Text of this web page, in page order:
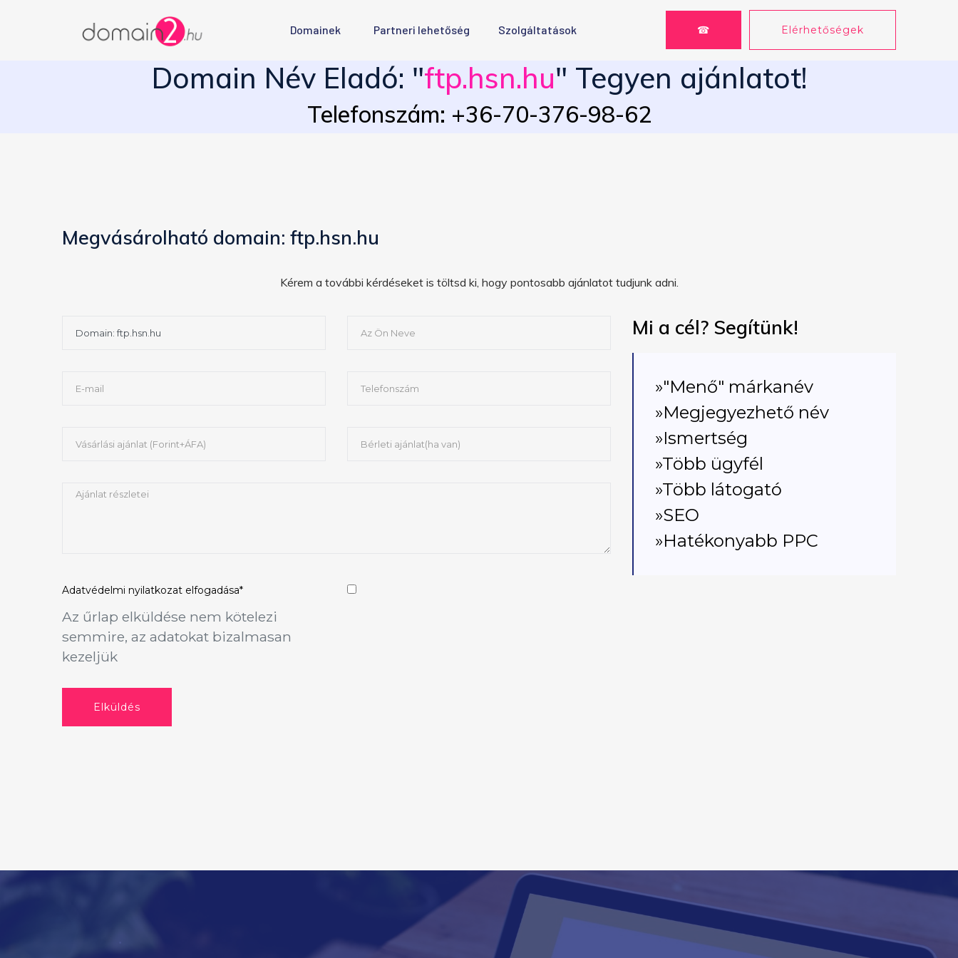
Domainek Partneri lehetőség Szolgáltatások ☎ Elérhetőségek
Domain Név Eladó: "ftp.hsn.hu" Tegyen ajánlatot!
Telefonszám: +36-70-376-98-62
Megvásárolható domain: ftp.hsn.hu
Kérem a további kérdéseket is töltsd ki, hogy pontosabb ajánlatot tudjunk adni.
Adatvédelmi nyilatkozat elfogadása*
Az űrlap elküldése nem kötelezi
semmire, az adatokat bizalmasan
kezeljük
Elküldés
Mi a cél? Segítünk!
»"Menő" márkanév
»Megjegyezhető név
»Ismertség
»Több ügyfél
»Több látogató
»SEO
»Hatékonyabb PPC